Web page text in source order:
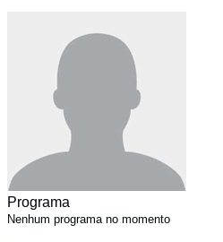
Programa
Nenhum programa no momento